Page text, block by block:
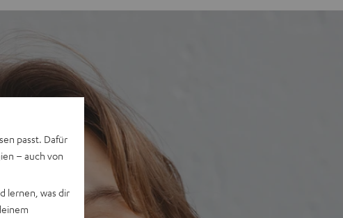
passt. Dafür
– auch von
lernen, was dir